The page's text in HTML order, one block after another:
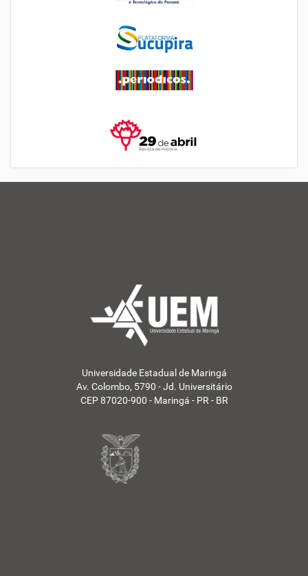
Universidade Estadual de Maringá
Av. Colombo, 5790 - Jd. Universitário
CEP 87020-900 - Maringá - PR - BR